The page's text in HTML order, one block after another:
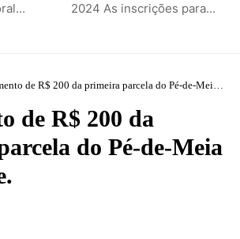
2024 As inscrições para
de R$ 200 da primeira parcela do Pé-de-Meia
de R$ 200 da
do Pé-de-Meia